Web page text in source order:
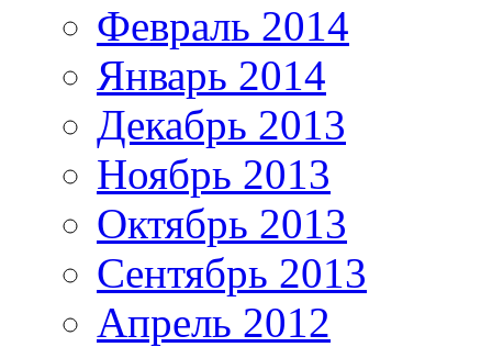
Февраль 2014
Январь 2014
Декабрь 2013
Ноябрь 2013
Октябрь 2013
Сентябрь 2013
Апрель 2012